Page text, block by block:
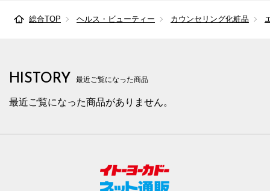
総合TOP ヘルス・ビューティー カウンセリング化粧品
HISTORY 最近ご覧になった商品
最近ご覧になった商品がありません。